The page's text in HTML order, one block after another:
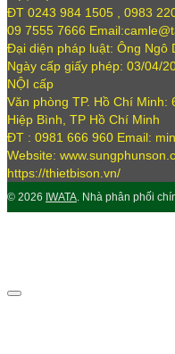
ĐT 0243 984 1505 , 0983
09 7555 7666
Đại diện pháp luật: Ông Ngô
Ngày cấp giấy phép: 03/04/
NỘI cấp
Văn phòng TP. Hồ Chí
Hiệp Bình, TP Hồ Chí Minh
ĐT : 0981 666 960 Email:
Website:
https://thietbison.vn/
© 2026 IWATA. Nhà phân phối